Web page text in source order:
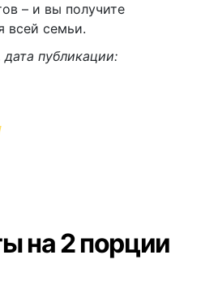
– и вы получите
всей семьи.
публикации:
на 2 порции